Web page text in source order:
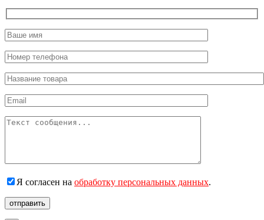
Я согласен на обработку персональных данных.
отправить